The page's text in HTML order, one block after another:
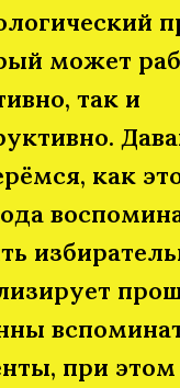
может
так и
как
при этом